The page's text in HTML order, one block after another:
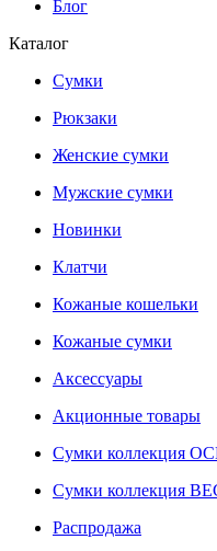
Блог
Каталог
Сумки
Рюкзаки
Женские сумки
Мужские сумки
Новинки
Клатчи
Кожаные кошельки
Кожаные сумки
Аксессуары
Акционные товары
Сумки коллекция
Сумки коллекция
Распродажа